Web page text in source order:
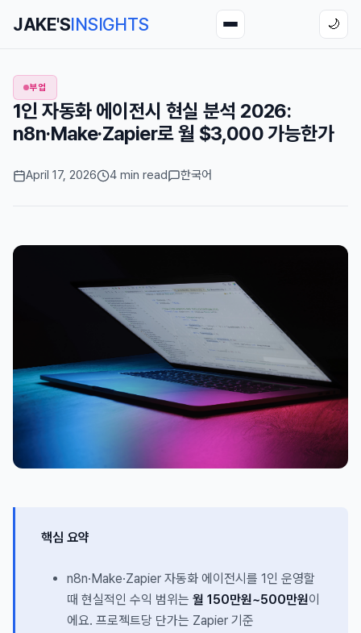
JAKE'SINSIGHTS 🌙
부업
1인 자동화 에이전시 현실 분석 2026:
n8n·Make·Zapier로 월 $3,000 가능한가
April 17, 2026 4 min read 한국어
핵심 요약
n8n·Make·Zapier 자동화 에이전시를 1인 운영할
때 현실적인 수익 범위는 월 150만원~500만원이
에요. 프로젝트당 단가는 Zapier 기준